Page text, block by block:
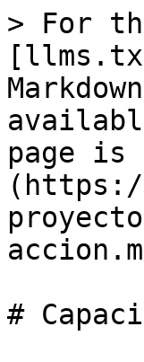
> For
page is
#